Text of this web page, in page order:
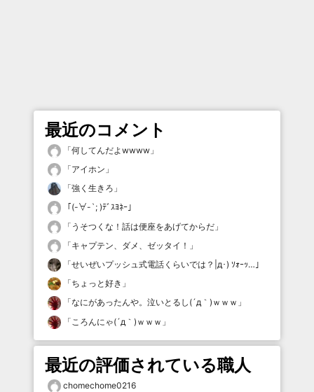
最近のコメント
「何してんだよwwww 」
「アイホン 」
「強く生きろ 」
「(-∀-`; )ﾃﾞｽﾖﾈｰ 」
「 うそつくな！話は便座をあげてからだ 」
「キャプテン、ダメ、ゼッタイ！ 」
「せいぜいプッシュ式電話くらいでは？|д･) ｿｫｰｯ… 」
「ちょっと好き 」
「なにがあったんや。泣いとるし(´д｀)ｗｗｗ 」
「 ころんにゃ(´д｀)ｗｗｗ 」
最近の評価されている職人
chomechome0216